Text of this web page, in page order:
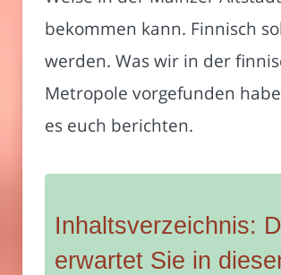
bekommen kann. Finnisch
werden. Was wir in der
Metropole vorgefunden
es euch berichten.
Inhaltsverzeichnis:
erwartet Sie in